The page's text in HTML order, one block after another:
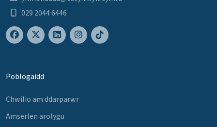
029 2044 6446
Poblogaidd
Chwilio am ddarparwr
Amserlen arolygu